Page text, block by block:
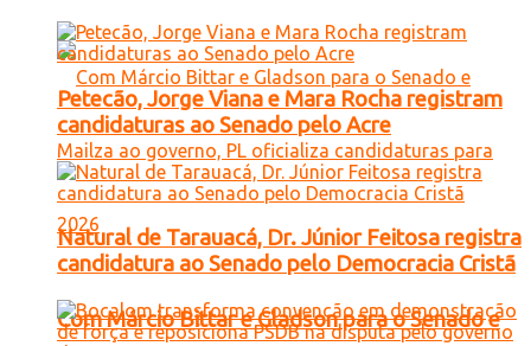
Com Márcio Bittar e Gladson para o Senado e
Petecão, Jorge Viana e Mara Rocha registram
candidaturas ao Senado pelo Acre
Natural de Tarauacá, Dr. Júnior Feitosa registra
candidatura ao Senado pelo Democracia Cristã